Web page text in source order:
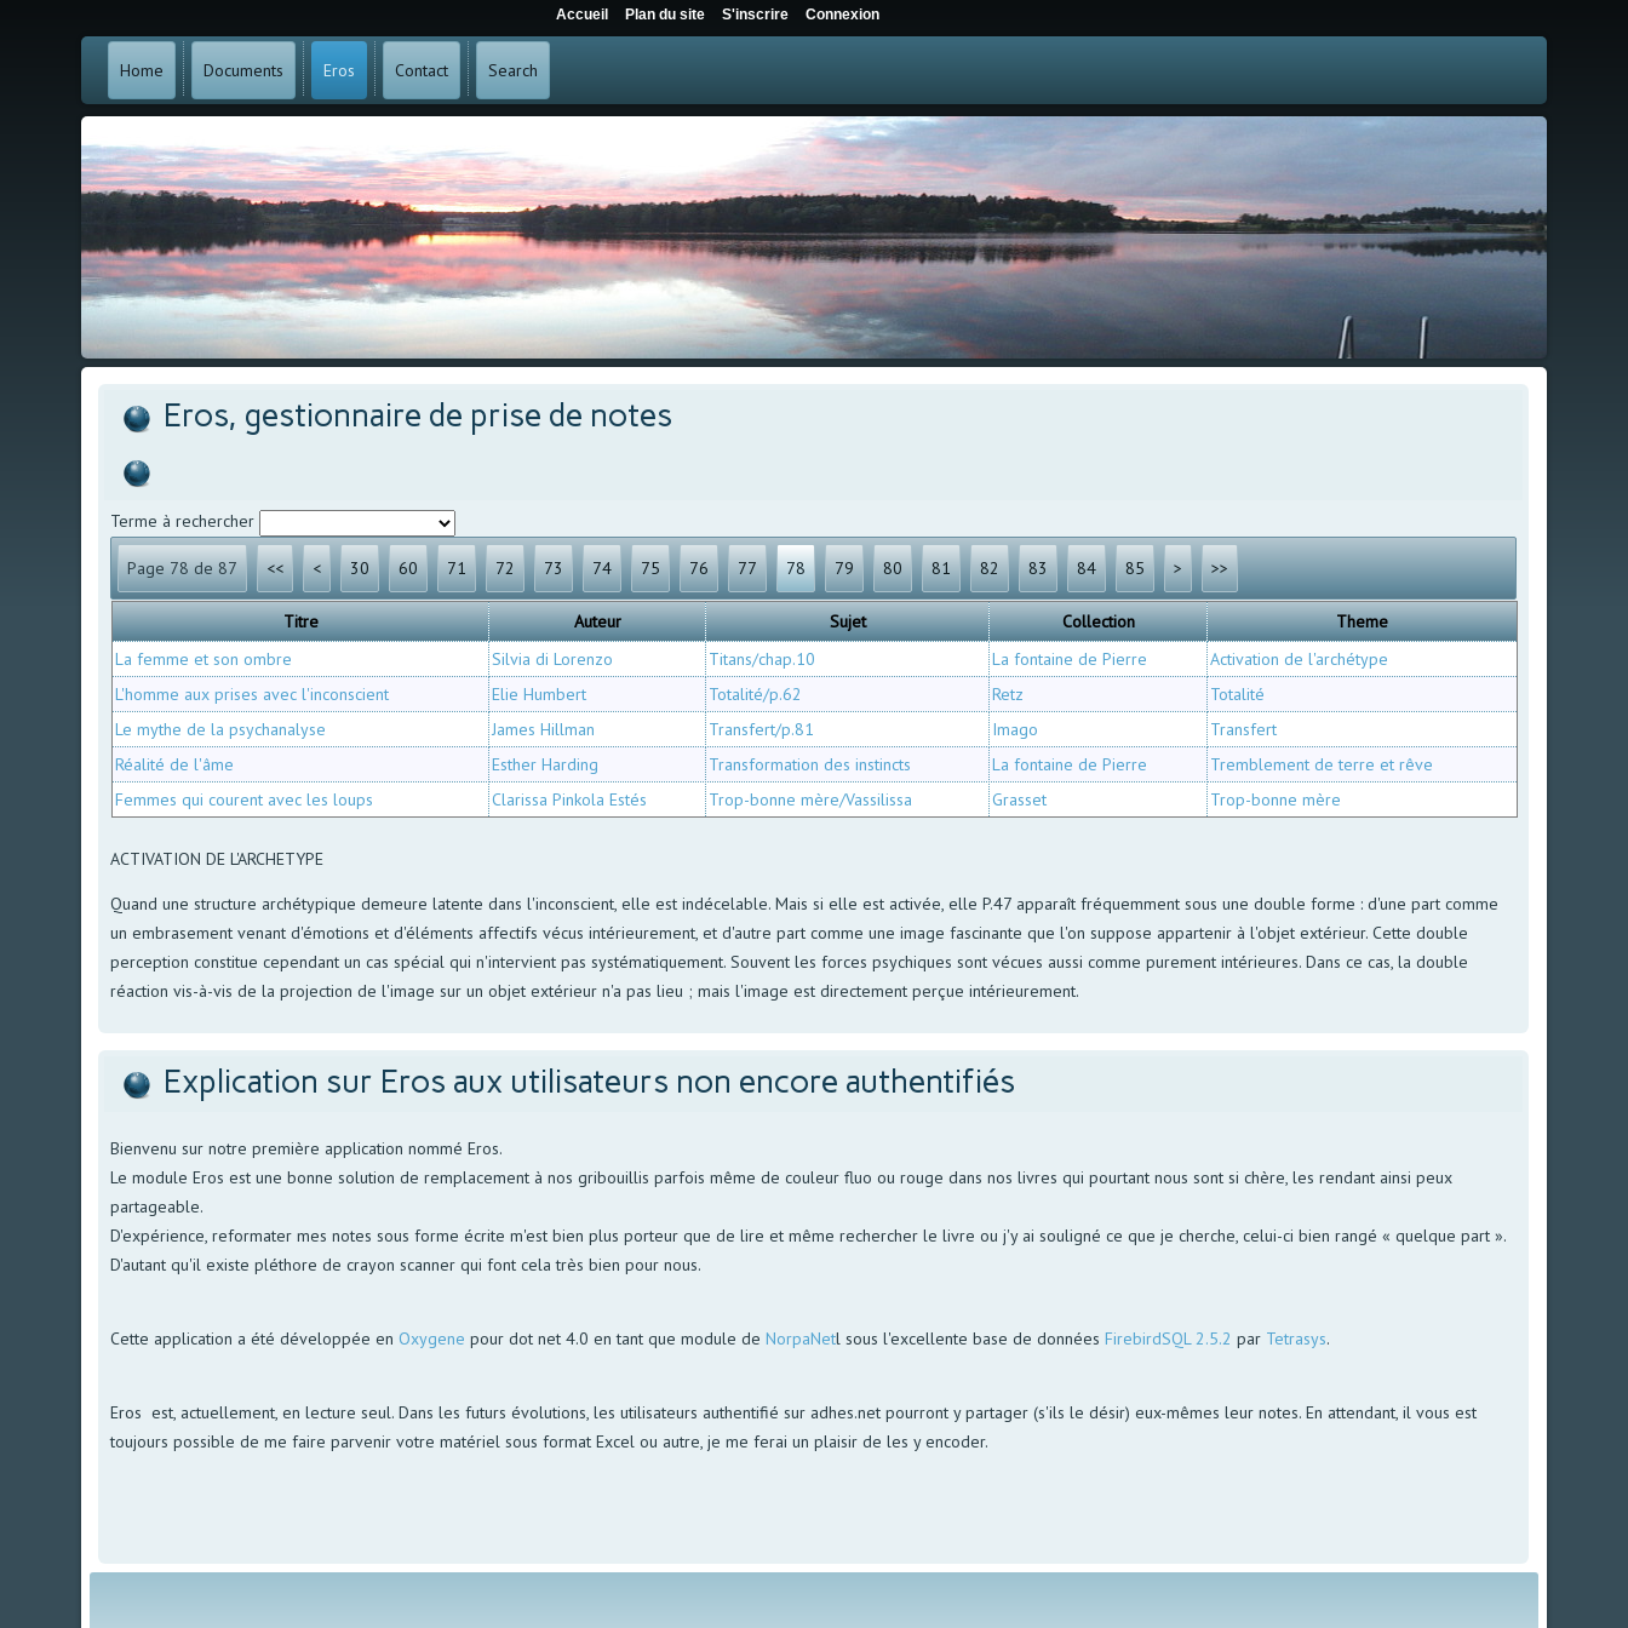
Home Documents Eros Contact Search
Eros, gestionnaire de prise de notes
Terme à rechercher
Page 78 de 87 << < 30 60 71 72 73 74 75 76 77 78 79 80 81 82 83 84 85 > >>
Titre Auteur Sujet Collection
Theme
La femme et son ombre
Silvia di Lorenzo Titans/chap.10 La fontaine de Pierre
Activation de l'archétype
L'homme aux prises avec l'inconscient
Elie Humbert Totalité/p.62 Retz
Totalité
Le mythe de la psychanalyse
James Hillman Transfert/p.81 Imago
Transfert
Réalité de l'âme
Esther Harding Transformation des instincts La fontaine de Pierre
Tremblement de terre et rêve
Femmes qui courent avec les loups
Clarissa Pinkola Estés Trop-bonne mère/Vassilissa Grasset Trop-bonne mère
ACTIVATION DE L'ARCHETYPE
Quand une structure archétypique demeure latente dans l'inconscient, elle est indécelable. Mais si elle est activée, elle P.47 apparaît fréquemment sous une double forme : d'une part comme
un embrasement venant d'émotions et d'éléments affectifs vécus intérieurement, et d'autre part comme une image fascinante que l'on suppose appartenir à l'objet extérieur. Cette double
perception constitue cependant un cas spécial qui n'intervient pas systématiquement. Souvent les forces psychiques sont vécues aussi comme purement intérieures. Dans ce cas, la double
réaction vis-à-vis de la projection de l'image sur un objet extérieur n'a pas lieu ; mais l'image est directement perçue intérieurement.
Explication sur Eros aux utilisateurs non encore authentifiés
Bienvenu sur notre première application nommé Eros.
Le module Eros est une bonne solution de remplacement à nos gribouillis parfois même de couleur fluo ou rouge dans nos livres qui pourtant nous sont si chère, les rendant ainsi peux
partageable.
D'expérience, reformater mes notes sous forme écrite m'est bien plus porteur que de lire et même rechercher le livre ou j'y ai souligné ce que je cherche, celui-ci bien rangé « quelque part ».
D'autant qu'il existe pléthore de crayon scanner qui font cela très bien pour nous.
Cette application a été développée en Oxygene pour dot net 4.0 en tant que module deNorpaNetl sous l'excellente base de donnéesFirebirdSQL 2.5.2 par Tetrasys.
Eros est, actuellement, en lecture seul. Dans les futurs évolutions, les utilisateurs authentifié sur adhes.net pourront y partager (s'ils le désir) eux-mêmes leur notes. En attendant, il vous est
toujours possible de me faire parvenir votre matériel sous format Excel ou autre, je me ferai un plaisir de les y encoder.
Accueil Plan du site S'inscrire Connexion